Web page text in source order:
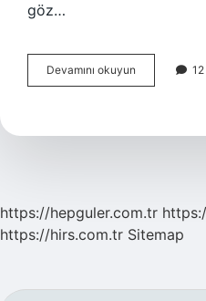
göz…
Devamını okuyun
Makyaj
Olur
https://hepguler.com.tr
https://hirs.com.tr Sitemap